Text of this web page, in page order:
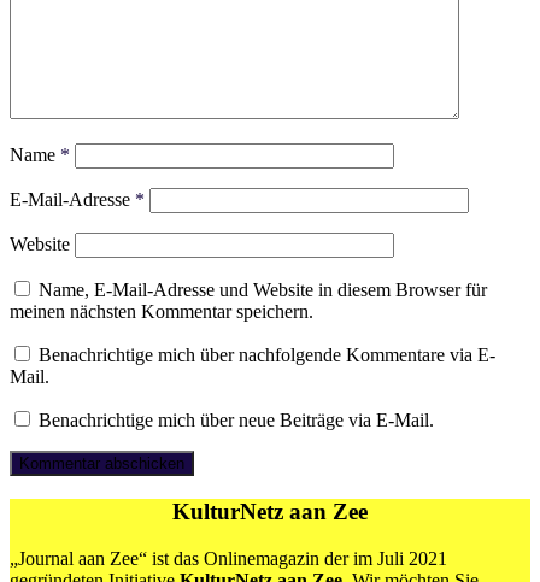
Name *
E-Mail-Adresse *
Website
Name, E-Mail-Adresse und Website in diesem Browser für
meinen nächsten Kommentar speichern.
Benachrichtige mich über nachfolgende Kommentare via E-
Mail.
Benachrichtige mich über neue Beiträge via E-Mail.
KulturNetz aan Zee
„Journal aan Zee“ ist das Onlinemagazin der im Juli 2021